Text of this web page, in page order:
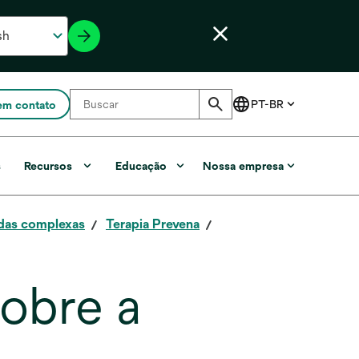
contato
Recursos Educação Nossa empresa
complexas
Terapia Prevena
a